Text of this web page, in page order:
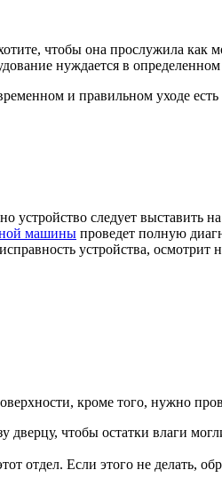
чтобы она прослужила как
нуждается в
и правильном уходе
следует выставить
машины проведет полную
устройства, осмотрит
кроме того, нужно
чтобы остатки влаги
отдел. Если этого не делать,